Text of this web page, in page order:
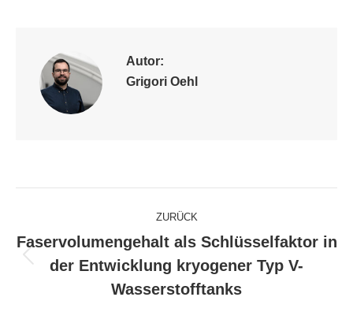
Autor:
Grigori Oehl
Kommentarnavigation
ZURÜCK
Vorheriger
Beitrag:
Faservolumengehalt als Schlüsselfaktor in
der Entwicklung kryogener Typ V-
Wasserstofftanks